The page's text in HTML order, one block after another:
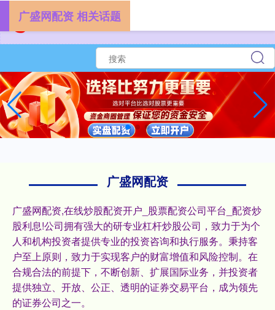
广盛网配资
广盛网配资,在线炒股配资开户_股票配资公司平台_配资炒
股利息!公司拥有强大的研专业杠杆炒股公司，致力于为个
人和机构投资者提供专业的投资咨询和执行服务。秉持客
户至上原则，致力于实现客户的财富增值和风险控制。在
合规合法的前提下，不断创新、扩展国际业务，并投资者
提供独立、开放、公正、透明的证券交易平台，成为领先
的证券公司之一。
广盛网配资 相关话题